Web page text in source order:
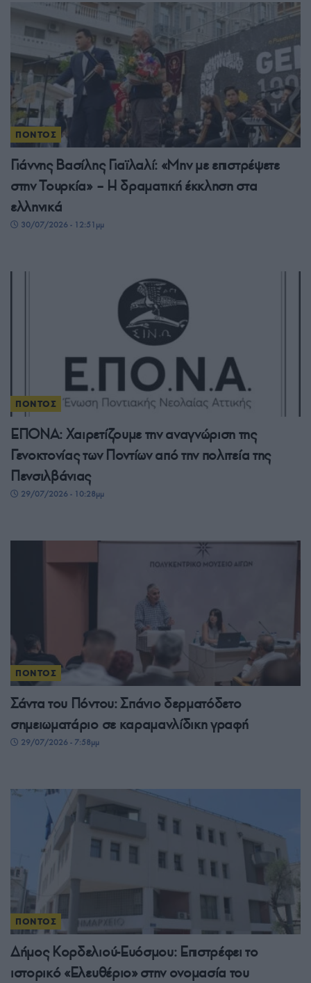
ΠΟΝΤΟΣ
Γιάννης Βασίλης Γιαϊλαλί: «Μην με επιστρέψετε
στην Τουρκία» – Η δραματική έκκληση στα
ελληνικά
30/07/2026 - 12:51μμ
ΠΟΝΤΟΣ
ΕΠΟΝΑ: Χαιρετίζουμε την αναγνώριση της
Γενοκτονίας των Ποντίων από την πολιτεία της
Πενσιλβάνιας
29/07/2026 - 10:28μμ
ΠΟΝΤΟΣ
Σάντα του Πόντου: Σπάνιο δερματόδετο
σημειωματάριο σε καραμανλίδικη γραφή
29/07/2026 - 7:58μμ
ΠΟΝΤΟΣ
Δήμος Κορδελιού-Ευόσμου: Επιστρέφει το
ιστορικό «Ελευθέριο» στην ονομασία του